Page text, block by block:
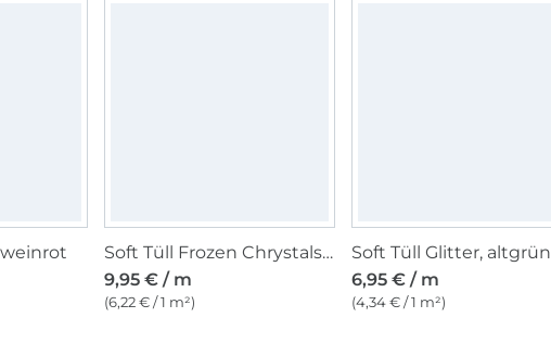
Soft Tüll Frozen Chrystals, helltürkis
9,95 € / m
(6,22 € / 1 m²)
Soft Tüll Glitter, altgrün
6,95 € / m
(4,34 € / 1 m²)